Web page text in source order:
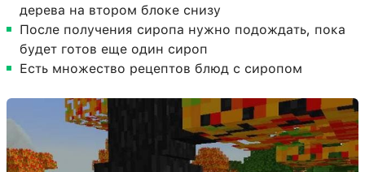
дерева на втором блоке снизу
После получения сиропа нужно подождать, пока
будет готов еще один сироп
Есть множество рецептов блюд с сиропом